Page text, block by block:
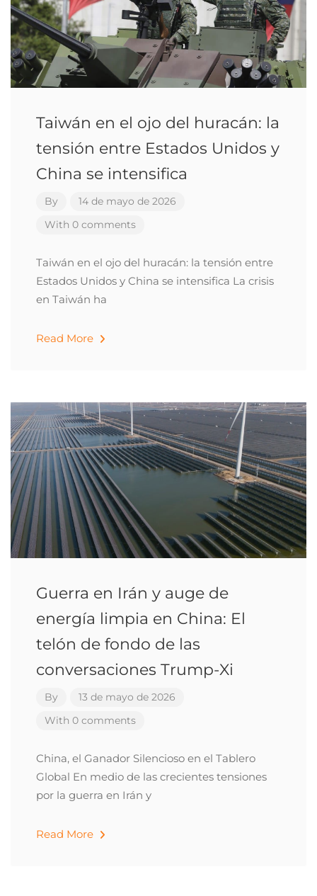
Taiwán en el ojo del huracán: la
tensión entre Estados Unidos y
China se intensifica
By
14 de mayo de 2026
With 0 comments
Taiwán en el ojo del huracán: la tensión entre
Estados Unidos y China se intensifica La crisis
en Taiwán ha
Read More
Guerra en Irán y auge de
energía limpia en China: El
telón de fondo de las
conversaciones Trump-Xi
By
13 de mayo de 2026
With 0 comments
China, el Ganador Silencioso en el Tablero
Global En medio de las crecientes tensiones
por la guerra en Irán y
Read More